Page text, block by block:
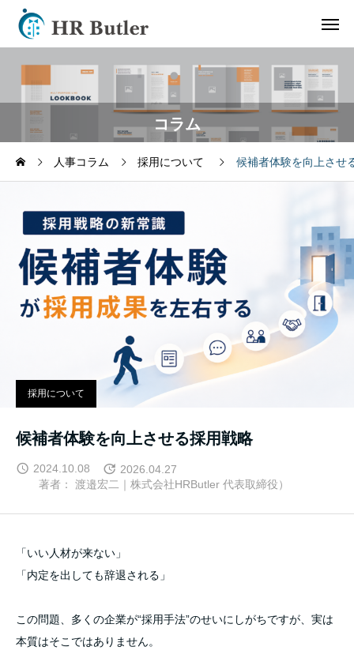
コラム
人事コラム 採用について 候補者体験を向上させ
採用について
候補者体験を向上させる採用戦略
2024.10.08
2026.04.27
著者： 渡邉宏二｜株式会社HRButler 代表取締役）
「いい人材が来ない」
「内定を出しても辞退される」
この問題、多くの企業が“採用手法”のせいにしがちですが、実は
本質はそこではありません。